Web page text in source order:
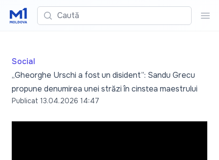
Caută
Social
„Gheorghe Urschi a fost un disident”: Sandu Grecu
propune denumirea unei străzi în cinstea maestrului
Publicat 13.04.2026 14:47